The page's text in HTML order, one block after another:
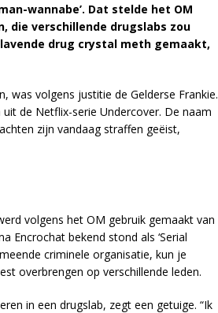
wannabe’. Dat stelde het OM
die verschillende drugslabs zou
drug crystal meth gemaakt,
was volgens justitie de Gelderse Frankie.
de Netflix-serie Undercover. De naam
zijn vandaag straffen geëist,
volgens het OM gebruik gemaakt van
Encrochat bekend stond als ‘Serial
criminele organisatie, kun je
overbrengen op verschillende leden.
in een drugslab, zegt een getuige. “Ik